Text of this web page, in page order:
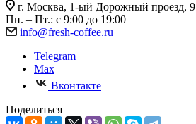
г. Москва, 1-ый Дорожный проезд,
Пн. – Пт.: с 9:00 до 19:00
info@fresh-coffee.ru
Telegram
Max
Вконтакте
Поделиться